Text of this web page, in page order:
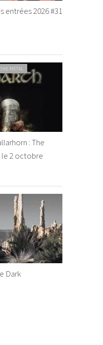
entrées 2026 #31
METAL
: The
le 2 octobre
Dark